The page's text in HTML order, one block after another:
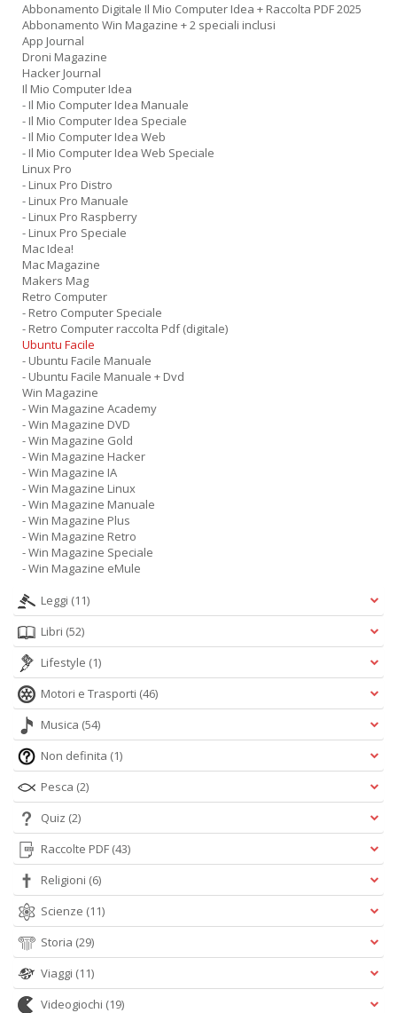
Abbonamento Digitale Il Mio Computer Idea + Raccolta PDF 2025
Abbonamento Win Magazine + 2 speciali inclusi
App Journal
Droni Magazine
Hacker Journal
Il Mio Computer Idea
- Il Mio Computer Idea Manuale
- Il Mio Computer Idea Speciale
- Il Mio Computer Idea Web
- Il Mio Computer Idea Web Speciale
Linux Pro
- Linux Pro Distro
- Linux Pro Manuale
- Linux Pro Raspberry
- Linux Pro Speciale
Mac Idea!
Mac Magazine
Makers Mag
Retro Computer
- Retro Computer Speciale
- Retro Computer raccolta Pdf (digitale)
Ubuntu Facile
- Ubuntu Facile Manuale
- Ubuntu Facile Manuale + Dvd
Win Magazine
- Win Magazine Academy
- Win Magazine DVD
- Win Magazine Gold
- Win Magazine Hacker
- Win Magazine IA
- Win Magazine Linux
- Win Magazine Manuale
- Win Magazine Plus
- Win Magazine Retro
- Win Magazine Speciale
- Win Magazine eMule
Leggi (11)
Libri (52)
Lifestyle (1)
Motori e Trasporti (46)
Musica (54)
Non definita (1)
Pesca (2)
Quiz (2)
Raccolte PDF (43)
Religioni (6)
Scienze (11)
Storia (29)
Viaggi (11)
Videogiochi (19)